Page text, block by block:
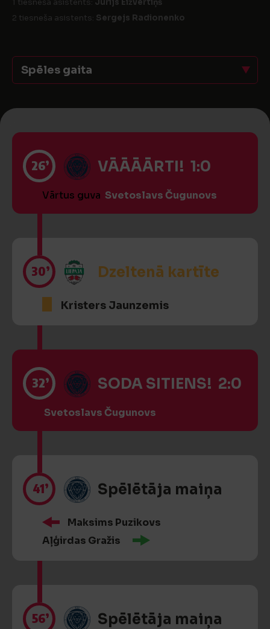
1 tiesneša asistents: Jurijs Eižvertiņš
2 tiesneša asistents: Sergejs Radionenko
Spēles gaita
26’ VĀĀĀĀRTI! 1:0
Vārtus guva Svetoslavs Čugunovs
30’ Dzeltenā kartīte
Kristers Jaunzemis
32’ SODA SITIENS! 2:0
Svetoslavs Čugunovs
41’ Spēlētāja maiņa
Maksims Puzikovs
Aļģirdas Gražis
56’ Spēlētāja maiņa